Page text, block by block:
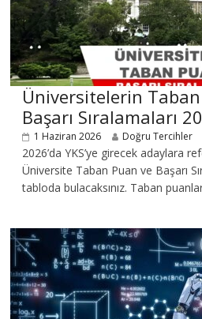
Üniversitelerin Taban
Başarı Sıralamaları
1 Haziran 2026 Doğru Tercihler
2026’da YKS’ye girecek adaylara
Üniversite Taban Puan ve Başarı
tabloda bulacaksınız. Taban